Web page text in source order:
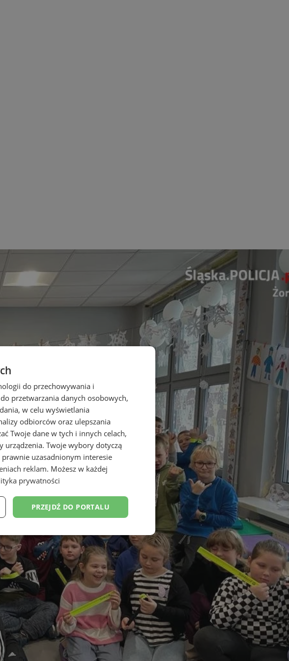
do przechowywania i
przetwarzania danych osobowych,
w celu wyświetlania
odbiorców oraz ulepszania
Twoje dane w tych i innych celach,
urządzenia. Twoje wybory dotyczą
uzasadnionym interesie
reklam. Możesz w każdej
prywatności
PRZEJDŹ DO PORTALU
Niesklasyfikowane
Niesklasyfikowane
takich jak logowanie użytkownika i
ze strony internetowej.